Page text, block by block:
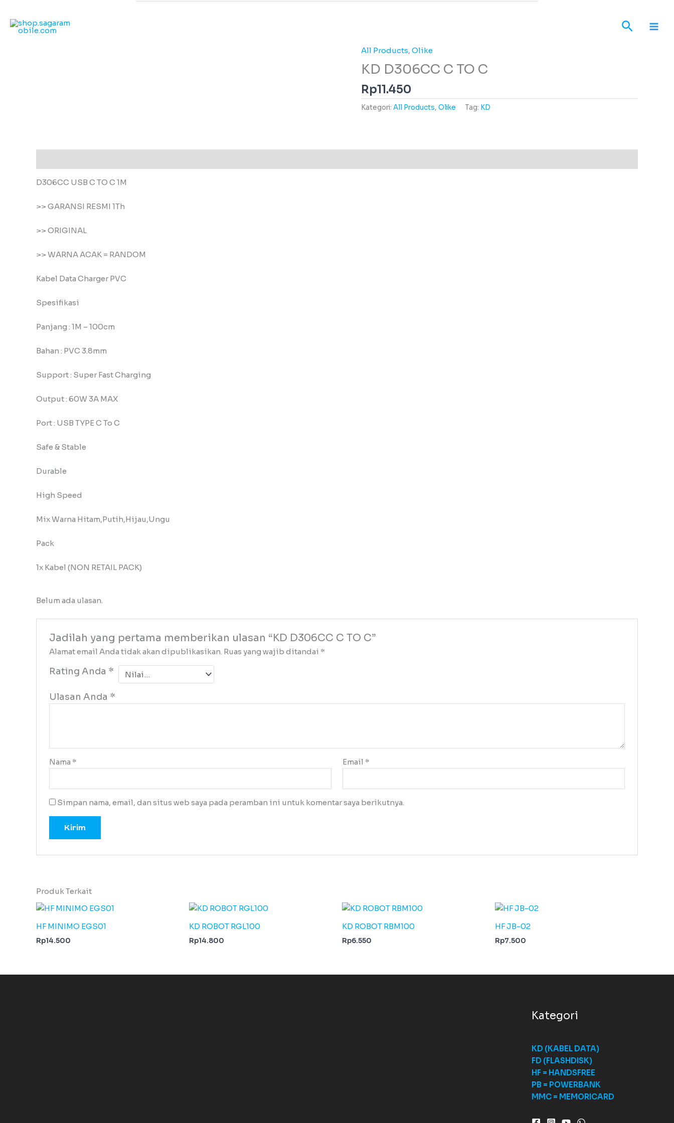
Cari
All Products, Olike
KD D306CC C TO C
Rp11.450
Kategori: All Products, Olike Tag: KD
D306CC USB C TO C 1M
>> GARANSI RESMI 1Th
>> ORIGINAL
️>> WARNA ACAK = RANDOM
Kabel Data Charger PVC
Spesifikasi
Panjang : 1M – 100cm
Bahan : PVC 3.8mm
Support : Super Fast Charging
Output : 60W 3A MAX
Port : USB TYPE C To C
Safe & Stable
Durable
High Speed
Mix Warna Hitam,Putih,Hijau,Ungu
Pack
1x Kabel (NON RETAIL PACK)
Belum ada ulasan.
Jadilah yang pertama memberikan ulasan “KD D306CC C TO C”
Alamat email Anda tidak akan dipublikasikan. Ruas yang wajib ditandai *
Rating Anda *
Ulasan Anda *
Nama * Email *
Simpan nama, email, dan situs web saya pada peramban ini untuk komentar saya berikutnya.
Produk Terkait
HF MINIMO EGS01
Rp14.500
KD ROBOT RGL100
Rp14.800
KD ROBOT RBM100
Rp6.550
HF JB-02
Rp7.500
Kategori
KD (KABEL DATA)
FD (FLASHDISK)
HF = HANDSFREE
PB = POWERBANK
MMC = MEMORICARD